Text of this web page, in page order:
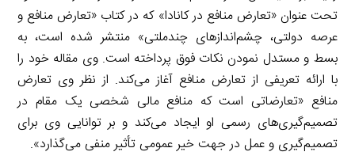
تحت عنوان «تعارض منافع در کانادا» که در کتاب «تعارض منافع و
عرصه دولتی، چشم‌اندازهای چندملتی» منتشر شده است، به
بسط و مستدل نمودن نکات فوق پرداخته است. وی مقاله خود را
با ارائه تعریفی از تعارض منافع آغاز می‌کند. از نظر وی تعارض
منافع «تعارضاتی است که منافع مالی شخصی یک مقام در
تصمیم‌گیری‌های رسمی او ایجاد می‌کند و بر توانایی وی برای
تصمیم‌گیری و عمل در جهت خیر عمومی تأثیر منفی می‌گذارد».